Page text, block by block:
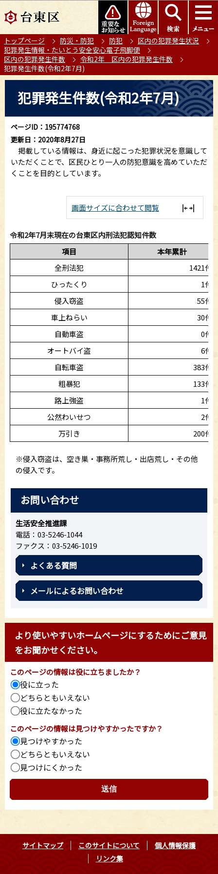
の
ー
ジ
の
先
す
このページの本文へ移動
トップページ 防災・防犯 防犯
区内の犯罪発生状況
犯罪発生情報・たいとう安全安心電子飛脚便
区内の犯罪発生件数
令和2年 区内の犯罪発生件数
犯罪発生件数(令和2年7月)
か
犯罪発生件数(令和2年7月)
ページID：195774768
更新日：2020年8月27日
掲載している情報は、身近に起こった犯罪状況を意識して
いただくことで、区民ひとり一人の防犯意識を高めていただ
くことを目的としています。
画面サイズに合わせて閲覧
令和2年7月末現在の台東区内刑法犯認知件数
項目
本年累計
全刑法犯
1421件
ひったくり
1件
侵入窃盗
55件
車上ねらい
30件
自動車盗
0件
オートバイ盗
6件
自転車盗
383件
粗暴犯
133件
路上強盗
1件
公然わいせつ
2件
万引き
200件
※侵入窃盗は、空き巣・事務所荒し・出店荒し・その他
の侵入です。
お問い合わせ
生活安全推進課
電話：03-5246-1044
ファクス：03-5246-1019
よくある質問
メールによるお問い合わせ
より使いやすいホームページにするためにご意見
をお聞かせください。
このページの情報は役に立ちましたか？
役に立った
どちらともいえない
役に立たなかった
このページの情報は見つけやすかったですか？
見つけやすかった
どちらともいえない
見つけにくかった
サイトマップ このサイトについて
個人情報保護
リンク集